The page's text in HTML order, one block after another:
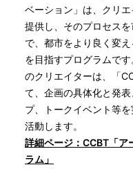
ベーション」は、クリ
提供し、そのプロセス
で、都市をより良く変
を目指すプログラムで
のクリエイターは、「
て、企画の具体化と発
プ、トークイベント等
活動します。
詳細ページ：CCBT「ア
ラム」